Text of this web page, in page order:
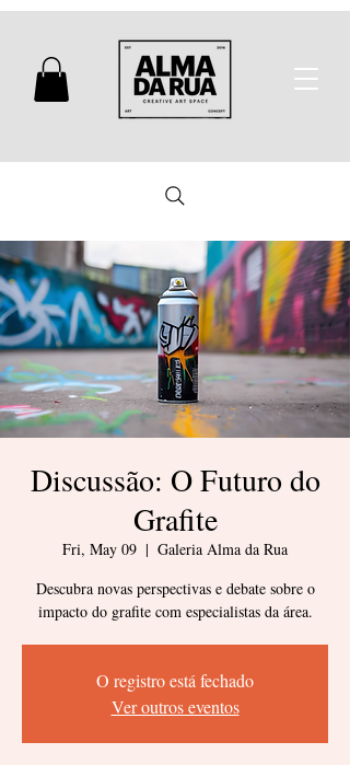
Discussão: O Futuro do
Grafite
Fri, May 09
  |
Galeria Alma da Rua
Descubra novas perspectivas e debate sobre o
impacto do grafite com especialistas da área.
O registro está fechado
Ver outros eventos